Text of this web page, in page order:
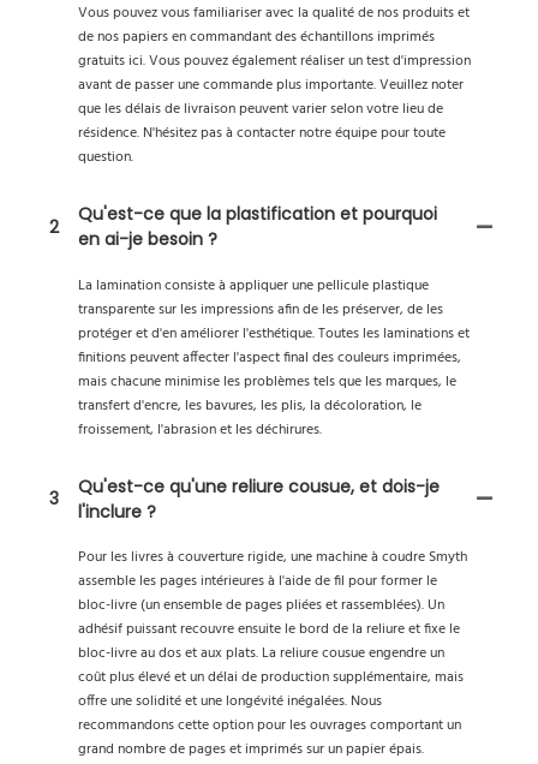
Vous pouvez vous familiariser avec la qualité de nos produits et
de nos papiers en commandant des échantillons imprimés
gratuits ici. Vous pouvez également réaliser un test d'impression
avant de passer une commande plus importante. Veuillez noter
que les délais de livraison peuvent varier selon votre lieu de
résidence. N'hésitez pas à contacter notre équipe pour toute
question.
2
Qu'est-ce que la plastification et pourquoi
en ai-je besoin ?
La lamination consiste à appliquer une pellicule plastique
transparente sur les impressions afin de les préserver, de les
protéger et d'en améliorer l'esthétique. Toutes les laminations et
finitions peuvent affecter l'aspect final des couleurs imprimées,
mais chacune minimise les problèmes tels que les marques, le
transfert d'encre, les bavures, les plis, la décoloration, le
froissement, l'abrasion et les déchirures.
3
Qu'est-ce qu'une reliure cousue, et dois-je
l'inclure ?
Pour les livres à couverture rigide, une machine à coudre Smyth
assemble les pages intérieures à l'aide de fil pour former le
bloc-livre (un ensemble de pages pliées et rassemblées). Un
adhésif puissant recouvre ensuite le bord de la reliure et fixe le
bloc-livre au dos et aux plats. La reliure cousue engendre un
coût plus élevé et un délai de production supplémentaire, mais
offre une solidité et une longévité inégalées. Nous
recommandons cette option pour les ouvrages comportant un
grand nombre de pages et imprimés sur un papier épais.